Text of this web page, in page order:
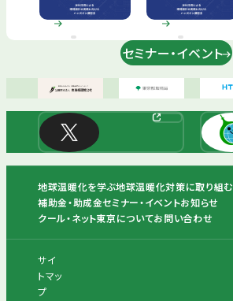
セミナー・イベント
地球温暖化を学ぶ地球温暖化対策に取り組む
補助金・助成金セミナー・イベントお知らせ
クール・ネット東京についてお問い合わせ
サイ
トマッ
プ